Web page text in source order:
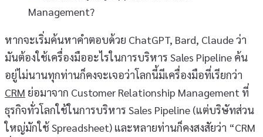
หากจะเริ่มค้นหาคำตอบด้วย ChatGPT, Bard, Claude ว่า
มันต้องใช้เครื่องมืออะไรในการบริหาร Sales Pipeline ค้น
อยู่ไม่นานทุกท่านก็คงจะเจอว่าโลกนี้มีเครื่องมือที่เรียกว่า
CRM ย่อมาจาก Customer Relationship Management ที่
ธุรกิจทั่วโลกใช้ในการบริหาร Sales Pipeline (แต่บริษัทส่วน
ใหญ่มักใช้ Spreadsheet) และหลายท่านก็คงสงสัยว่า “CRM